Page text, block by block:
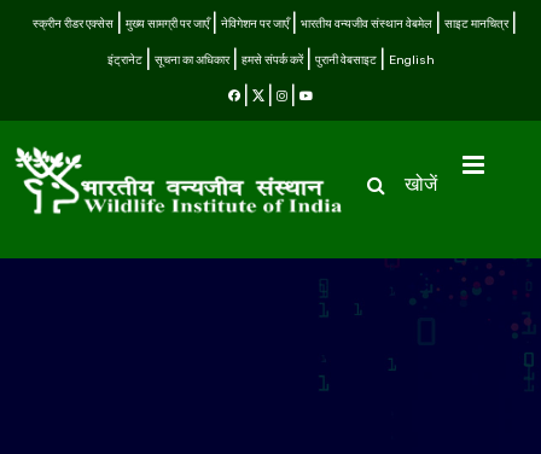
स्क्रीन रीडर एक्सेस मुख्य सामग्री पर जाएँ नेविगेशन पर जाएँ भारतीय वन्यजीव संस्थान वेबमेल साइट मानचित्र
इंट्रानेट सूचना का अधिकार हमसे संपर्क करें पुरानी वेबसाइट English
खोजें